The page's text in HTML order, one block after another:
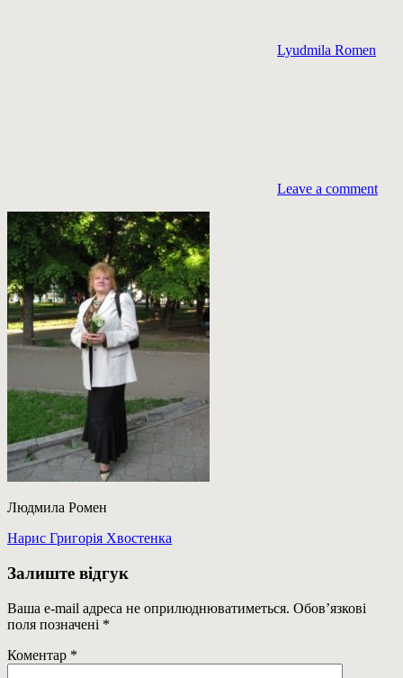
Lyudmila Romen
Leave a comment
Людмила Ромен
Навігація
записів
Previous
Нарис Григорія Хвостенка
Залиште відгук
Ваша e-mail адреса не оприлюднюватиметься. Обов’язкові
поля позначені *
Коментар *